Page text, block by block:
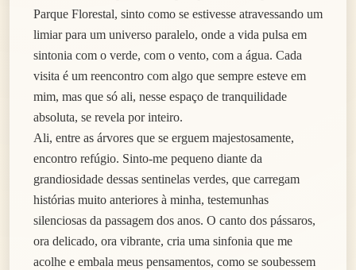
Parque Florestal, sinto como se estivesse atravessando um
limiar para um universo paralelo, onde a vida pulsa em
sintonia com o verde, com o vento, com a água. Cada
visita é um reencontro com algo que sempre esteve em
mim, mas que só ali, nesse espaço de tranquilidade
absoluta, se revela por inteiro.
Ali, entre as árvores que se erguem majestosamente,
encontro refúgio. Sinto-me pequeno diante da
grandiosidade dessas sentinelas verdes, que carregam
histórias muito anteriores à minha, testemunhas
silenciosas da passagem dos anos. O canto dos pássaros,
ora delicado, ora vibrante, cria uma sinfonia que me
acolhe e embala meus pensamentos, como se soubessem